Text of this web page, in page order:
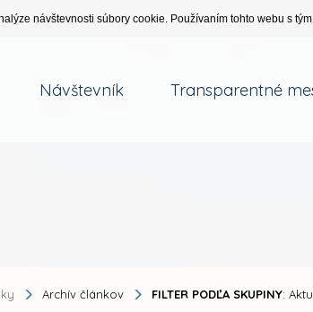
návštevnosti súbory cookie. Používaním tohto webu s
Návštevník Transparentné
Archív článkov FILTER PODĽA SKUPINY: